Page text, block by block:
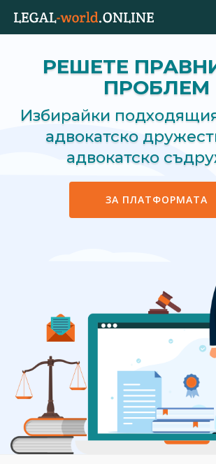
РЕШЕТЕ
ПРОБЛЕМ
Избирайки
адвокатско
адвокатско
ЗА ПЛАТФОРМАТА